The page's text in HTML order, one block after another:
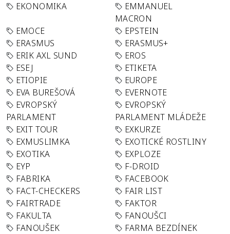
EKONOMIKA
EMMANUEL
MACRON
EMOCE
EPSTEIN
ERASMUS
ERASMUS+
ERIK AXL SUND
EROS
ESEJ
ETIKETA
ETIOPIE
EUROPE
EVA BUREŠOVÁ
EVERNOTE
EVROPSKÝ
PARLAMENT
EVROPSKÝ
PARLAMENT MLÁDEŽE
EXIT TOUR
EXKURZE
EXMUSLIMKA
EXOTICKÉ ROSTLINY
EXOTIKA
EXPLOZE
EYP
F-DROID
FABRIKA
FACEBOOK
FACT-CHECKERS
FAIR LIST
FAIRTRADE
FAKTOR
FAKULTA
FANOUŠCI
FANOUŠEK
FARMA BEZDÍNEK